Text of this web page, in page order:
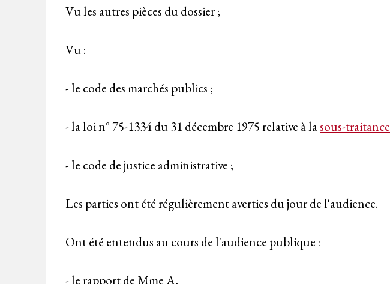
Vu les autres pièces du dossier ;
Vu :
- le code des marchés publics ;
- la loi n° 75-1334 du 31 décembre 1975 relative à lasous-traitance
- le code de justice administrative ;
Les parties ont été régulièrement averties du jour de l'audience.
Ont été entendus au cours de l'audience publique :
- le rapport de Mme A,